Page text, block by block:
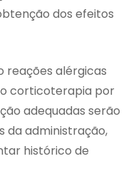
dos efeitos
reações alérgicas
corticoterapia por
adequadas serão
da administração,
histórico de